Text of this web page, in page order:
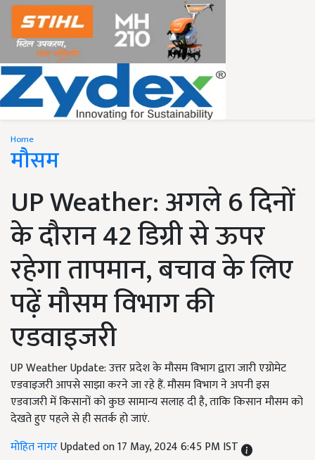
Home
मौसम
UP Weather: अगले 6 दिनों
के दौरान 42 डिग्री से ऊपर
रहेगा तापमान, बचाव के लिए
पढ़ें मौसम विभाग की
एडवाइजरी
UP Weather Update: उत्तर प्रदेश के मौसम विभाग द्वारा जारी एग्रोमेट
एडवाइजरी आपसे साझा करने जा रहे हैं. मौसम विभाग ने अपनी इस
एडवाजरी में किसानों को कुछ सामान्य सलाह दी है, ताकि किसान मौसम को
देखते हुए पहले से ही सतर्क हो जाएं.
मोहित नागरUpdated on 17 May, 2024 6:45 PM IST